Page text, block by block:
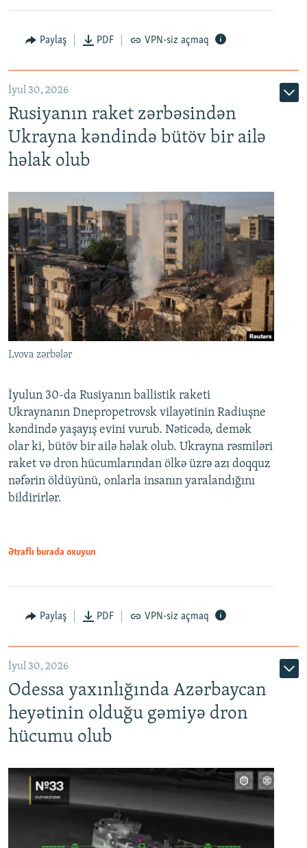
Paylaş PDF VPN-siz açmaq
İyul 30, 2026
Rusiyanın raket zərbəsindən
Ukrayna kəndində bütöv bir ailə
həlak olub
Lvova zərbələr
İyulun 30-da Rusiyanın ballistik raketi
Ukraynanın Dnepropetrovsk vilayətinin Radiuşne
kəndində yaşayış evini vurub. Nəticədə, demək
olar ki, bütöv bir ailə həlak olub. Ukrayna rəsmiləri
raket və dron hücumlarından ölkə üzrə azı doqquz
nəfərin öldüyünü, onlarla insanın yaralandığını
bildirirlər.
Ətraflı burada oxuyun
Paylaş PDF VPN-siz açmaq
İyul 30, 2026
Odessa yaxınlığında Azərbaycan
heyətinin olduğu gəmiyə dron
hücumu olub